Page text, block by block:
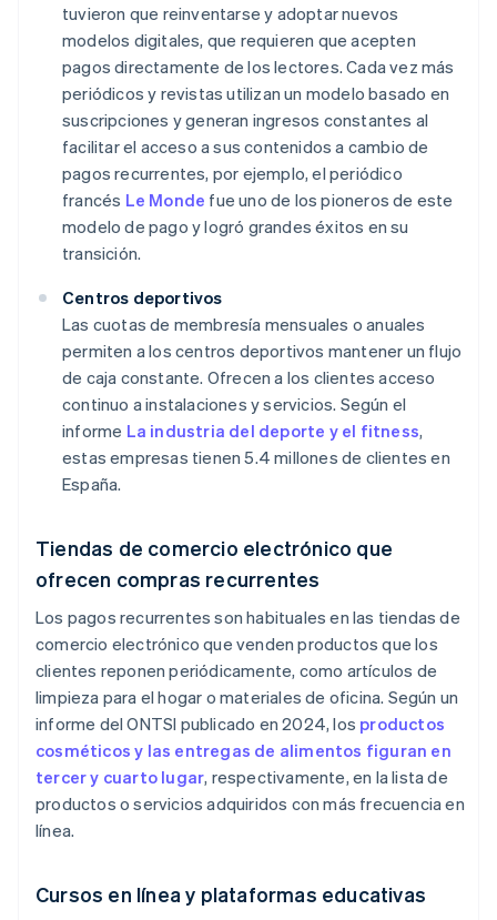
tuvieron que reinventarse y adoptar nuevos
modelos digitales, que requieren que acepten
pagos directamente de los lectores. Cada vez más
periódicos y revistas utilizan un modelo basado en
suscripciones y generan ingresos constantes al
facilitar el acceso a sus contenidos a cambio de
pagos recurrentes, por ejemplo, el periódico
francés Le Monde fue uno de los pioneros de este
modelo de pago y logró grandes éxitos en su
transición.
Centros deportivos
Las cuotas de membresía mensuales o anuales
permiten a los centros deportivos mantener un flujo
de caja constante. Ofrecen a los clientes acceso
continuo a instalaciones y servicios. Según el
informe La industria del deporte y el fitness,
estas empresas tienen 5.4 millones de clientes en
España.
Tiendas de comercio electrónico que
ofrecen compras recurrentes
Los pagos recurrentes son habituales en las tiendas de
comercio electrónico que venden productos que los
clientes reponen periódicamente, como artículos de
limpieza para el hogar o materiales de oficina. Según un
informe del ONTSI publicado en 2024, los productos
cosméticos y las entregas de alimentos figuran en
tercer y cuarto lugar, respectivamente, en la lista de
productos o servicios adquiridos con más frecuencia en
línea.
Cursos en línea y plataformas educativas